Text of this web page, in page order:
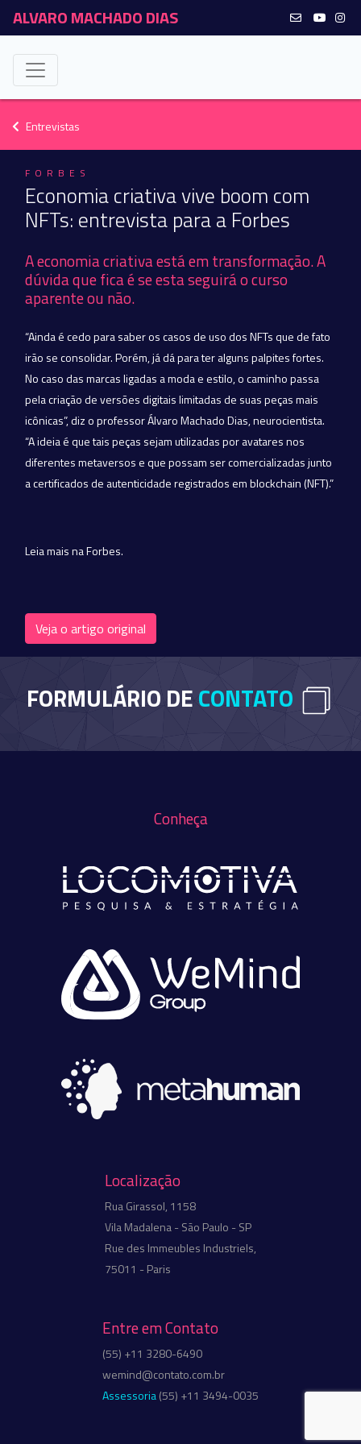
ALVARO MACHADO DIAS
Entrevistas
FORBES
Economia criativa vive boom com
NFTs: entrevista para a Forbes
A economia criativa está em transformação. A
dúvida que fica é se esta seguirá o curso
aparente ou não.
“Ainda é cedo para saber os casos de uso dos NFTs que de fato
irão se consolidar. Porém, já dá para ter alguns palpites fortes.
No caso das marcas ligadas a moda e estilo, o caminho passa
pela criação de versões digitais limitadas de suas peças mais
icônicas”, diz o professor Álvaro Machado Dias, neurocientista.
“A ideia é que tais peças sejam utilizadas por avatares nos
diferentes metaversos e que possam ser comercializadas junto
a certificados de autenticidade registrados em blockchain (NFT).”
Leia mais na Forbes.
Veja o artigo original
FORMULÁRIO DECONTATO
Conheça
Localização
Rua Girassol, 1158
Vila Madalena - São Paulo - SP
Rue des Immeubles Industriels,
75011 - Paris
Entre em Contato
(55) +11 3280-6490
wemind@contato.com.br
Assessoria(55) +11 3494-0035